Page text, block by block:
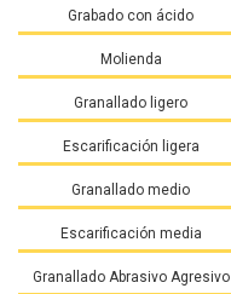
Molienda
Grabado con ácido
Granallado ligero
Escarificación ligera
Granallado medio
Escarificación media
Granallado Abrasivo Agresivo